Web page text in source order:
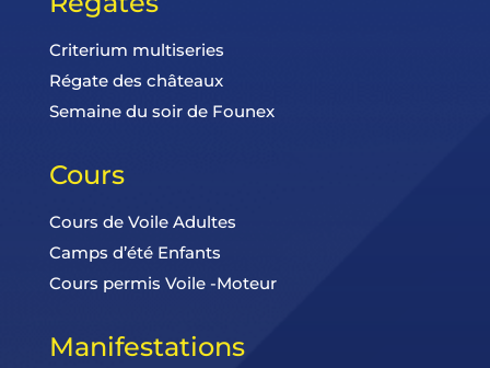
Criterium multiseries
Régate des châteaux
Semaine du soir de Founex
Cours
Cours de Voile Adultes
Camps d’été Enfants
Cours permis Voile -Moteur
Manifestations